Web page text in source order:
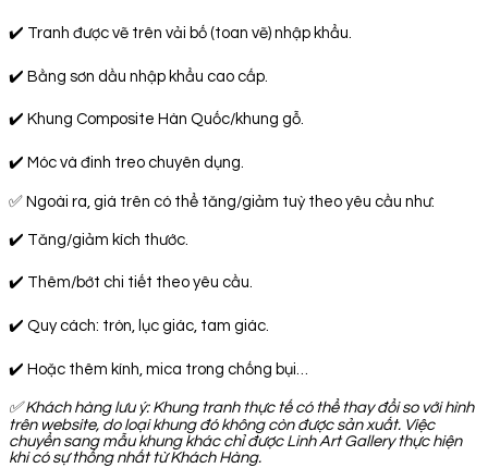
✔️ Tranh được vẽ trên vải bố (toan vẽ) nhập khẩu.
✔️ Bằng sơn dầu nhập khẩu cao cấp.
✔️ Khung Composite Hàn Quốc/khung gỗ.
✔️ Móc và đinh treo chuyên dụng.
✅ Ngoài ra, giá trên có thể tăng/giảm tuỳ theo yêu cầu như:
✔️ Tăng/giảm kích thước.
✔️ Thêm/bớt chi tiết theo yêu cầu.
✔️ Quy cách: tròn, lục giác, tam giác.
✔️ Hoặc thêm kính, mica trong chống bụi…
✅Khách hàng lưu ý: Khung tranh thực tế có thể thay đổi so với hình
trên website, do loại khung đó không còn được sản xuất. Việc
chuyển sang mẫu khung khác chỉ được Linh Art Gallery thực hiện
khi có sự thống nhất từ Khách Hàng.